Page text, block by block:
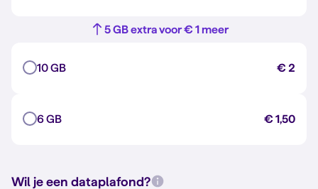
5 GB extra voor € 1 meer
10 GB € 2
6 GB € 1,50
Wil je een dataplafond?